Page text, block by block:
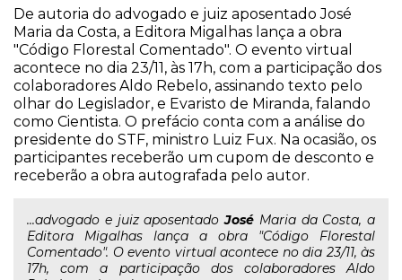
De autoria do advogado e juiz aposentado José
Maria da Costa, a Editora Migalhas lança a obra
"Código Florestal Comentado". O evento virtual
acontece no dia 23/11, às 17h, com a participação dos
colaboradores Aldo Rebelo, assinando texto pelo
olhar do Legislador, e Evaristo de Miranda, falando
como Cientista. O prefácio conta com a análise do
presidente do STF, ministro Luiz Fux. Na ocasião, os
participantes receberão um cupom de desconto e
receberão a obra autografada pelo autor.
...advogado e juiz aposentadoJosé Maria da Costa, a
Editora Migalhas lança a obra "Código Florestal
Comentado". O evento virtual acontece no dia 23/11, às
17h, com a participação dos colaboradores Aldo